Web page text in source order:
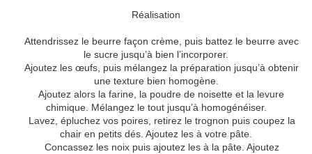
Réalisation
Attendrissez le beurre façon crème, puis battez le beurre avec
le sucre jusqu’à bien l’incorporer.
Ajoutez les œufs, puis mélangez la préparation jusqu’à obtenir
une texture bien homogène.
Ajoutez alors la farine, la poudre de noisette et la levure
chimique. Mélangez le tout jusqu’à homogénéiser.
Lavez, épluchez vos poires, retirez le trognon puis coupez la
chair en petits dés. Ajoutez les à votre pâte.
Concassez les noix puis ajoutez les à la pâte. Ajoutez